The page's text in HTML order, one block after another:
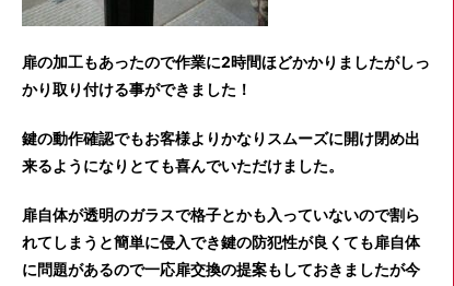
扉の加工もあったので作業に2時間ほどかかりましたがしっ
かり取り付ける事ができました！
鍵の動作確認でもお客様よりかなりスムーズに開け閉め出
来るようになりとても喜んでいただけました。
扉自体が透明のガラスで格子とかも入っていないので割ら
れてしまうと簡単に侵入でき鍵の防犯性が良くても扉自体
に問題があるので一応扉交換の提案もしておきましたが今